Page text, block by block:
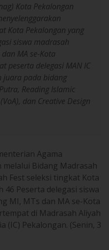
Kota Pekalongan
Kota Pekalongan yang
siswa madrasah
MA se-Kota
peserta delegasi MAN IC
juara pada bidang
Reading Islamic
dan Creative Design
Agama
melalui Bidang Madrasah
Fest seleksi tingkat Kota
Peserta delegasi siswa
MI, MTs dan MA se-Kota
di Madrasah Aliyah
(IC) Pekalongan. (Senin, 3